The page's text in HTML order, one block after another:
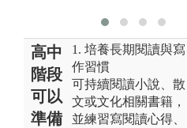
高中
階段
可以
準備
1. 培養長期閱讀與寫
作習慣
可持續閱讀小說、散
文或文化相關書籍，
並練習寫閱讀心得、